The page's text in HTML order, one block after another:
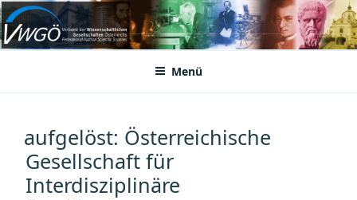
Zum
Inhalt
springenVWGÖ
Federation of Austrian Scientific Societies
Menü
aufgelöst: Österreichische
Gesellschaft für
Interdisziplinäre